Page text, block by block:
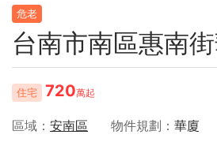
危老
台南市南區惠南
住宅 720萬起
區域 安南區 物件規劃
華廈